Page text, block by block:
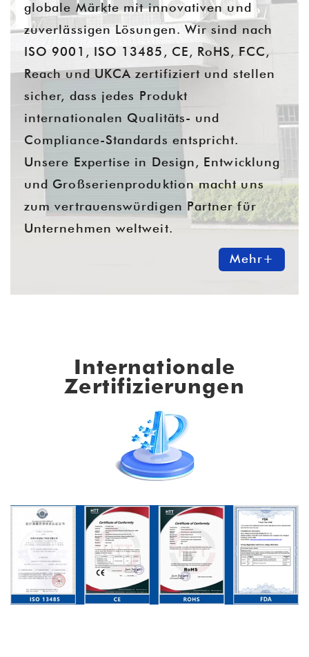
globale Märkte mit innovativen und
zuverlässigen Lösungen. Wir sind nach
ISO 9001, ISO 13485, CE, RoHS, FCC,
Reach und UKCA zertifiziert und stellen
sicher, dass jedes Produkt
internationalen Qualitäts- und
Compliance-Standards entspricht.
Unsere Expertise in Design, Entwicklung
und Großserienproduktion macht uns
zum vertrauenswürdigen Partner für
Unternehmen weltweit.
Mehr+
Internationale
Zertifizierungen